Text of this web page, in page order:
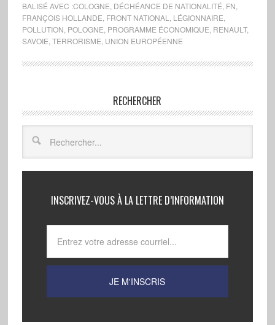
BALISÉ AVEC :COLOGNE DÉCHÉANCE DE NATIONALITÉ FN
FRANÇOIS HOLLANDE FRONT NATIONAL LÉGIONNAIRE
POLLUTION POLOGNE PROGRAMME ÉCONOMIQUE RENAULT,
SAVOIE TERRORISME UNION EUROPÉENNE
RECHERCHER
INSCRIVEZ-VOUS À LA LETTRE D’INFORMATION